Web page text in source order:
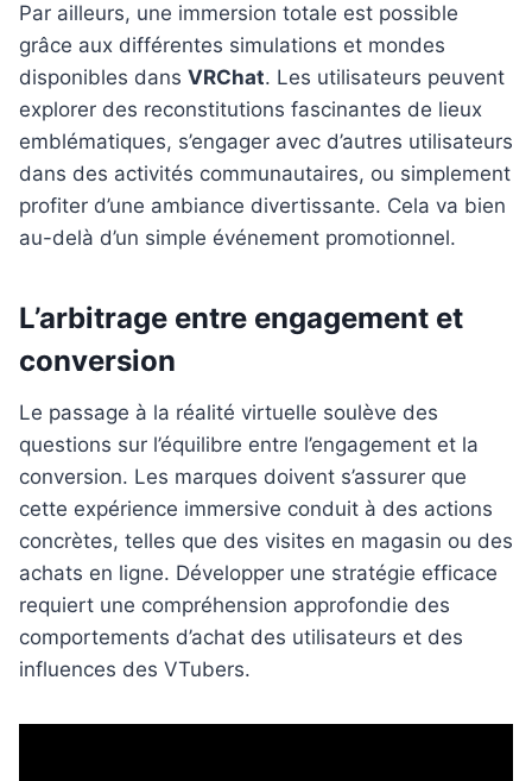
Par ailleurs, une immersion totale est possible
grâce aux différentes simulations et mondes
disponibles dans VRChat. Les utilisateurs peuvent
explorer des reconstitutions fascinantes de lieux
emblématiques, s’engager avec d’autres utilisateurs
dans des activités communautaires, ou simplement
profiter d’une ambiance divertissante. Cela va bien
au-delà d’un simple événement promotionnel.
L’arbitrage entre engagement et
conversion
Le passage à la réalité virtuelle soulève des
questions sur l’équilibre entre l’engagement et la
conversion. Les marques doivent s’assurer que
cette expérience immersive conduit à des actions
concrètes, telles que des visites en magasin ou des
achats en ligne. Développer une stratégie efficace
requiert une compréhension approfondie des
comportements d’achat des utilisateurs et des
influences des VTubers.